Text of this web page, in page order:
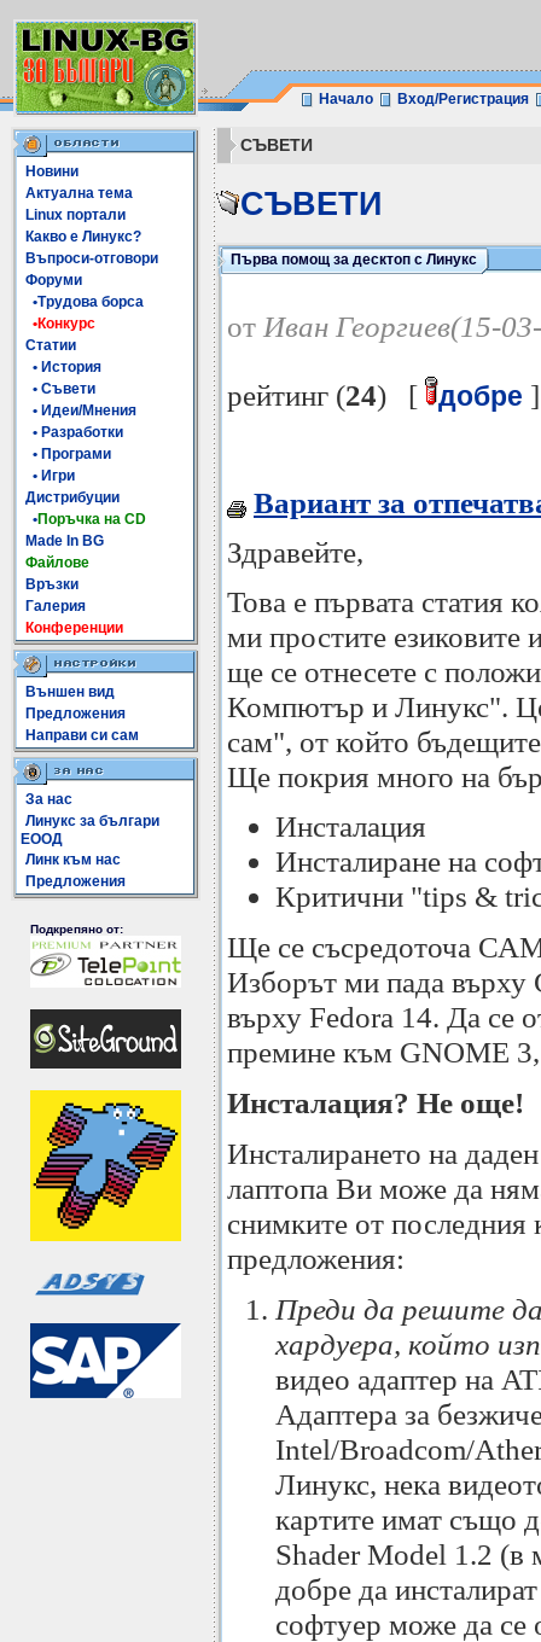
Начало Вход/Регистрация
Новини
Актуална тема
Linux портали
Какво е Линукс?
Въпроси-отговори
Форуми
•Трудова борса
•Конкурс
Статии
• История
• Съвети
• Идеи/Мнения
• Разработки
• Програми
• Игри
Дистрибуции
•Поръчка на CD
Made In BG
Файлове
Връзки
Галерия
Конференции
Външен вид
Предложения
Направи си сам
За нас
Линукс за българи
ЕООД
Линк към нас
Предложения
Подкрепяно от:
СЪВЕТИ
СЪВЕТИ
Първа помощ за десктоп с Линукс
от Иван Георгиев(15-
рейтинг (24) [ добре
Вариант за
Здравейте,
Това е първата статия
ми простите езиковите
ще се отнесете с
Компютър и Линукс".
сам", от който
Ще покрия много на
Инсталация
Инсталиране на
Критични "tips &
Ще се съсредоточа
Изборът ми пада върху
върху Fedora 14. Да се
премине към GNOME
Инсталация? Не още!
Инсталирането на
лаптопа Ви може да
снимките от последния
предложения:
Преди да решите
хардуера, който
видео адаптер на
Адаптера за
Intel/Broadcom/
Линукс, нека
картите имат също
Shader Model 1.2 (в
добре да
софтуер може да се